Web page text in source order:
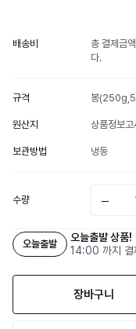
배송비
총 결제금
다.
규격 봉(250g,5
원산지 상품정보고
보관방법 냉동
수량
오늘출발
오늘출발 상품!
14:00 까지 결
장바구니